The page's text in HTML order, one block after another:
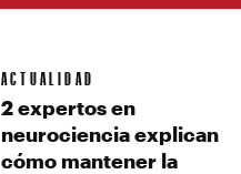
ACTUALIDAD
2 expertos en
neurociencia explican
cómo mantener la